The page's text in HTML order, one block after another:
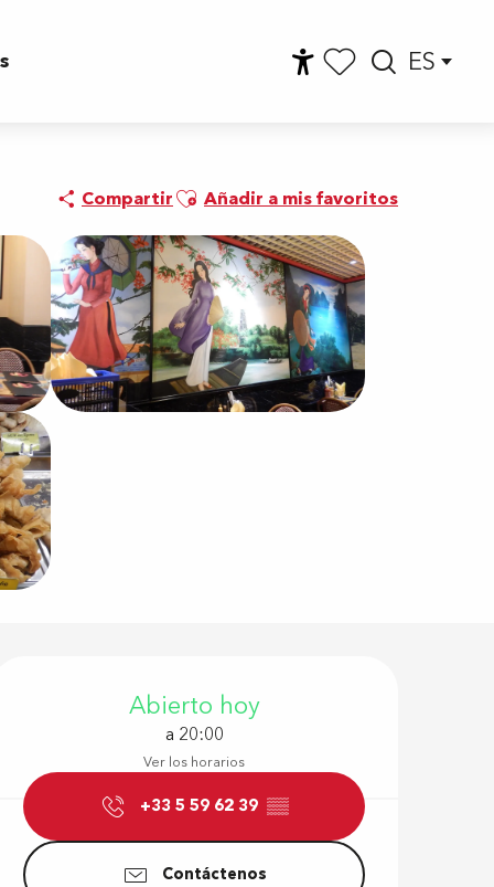
ES
CompartirAjouter aux favoris
Añadir a mis favoritos
Horarios y
Abierto hoy
a 20:00
Ver los horarios
+33 5 59 62 39 ▒▒
Contáctenos